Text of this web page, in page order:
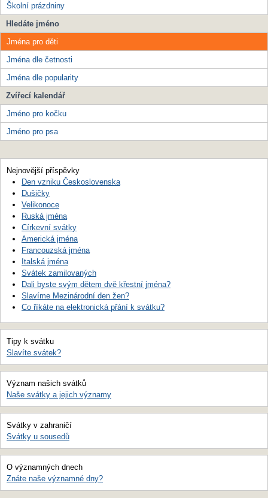
Školní prázdniny
Hledáte jméno
Jména pro děti
Jména dle četnosti
Jména dle popularity
Zvířecí kalendář
Jméno pro kočku
Jméno pro psa
Nejnovější příspěvky
Den vzniku Československa
Dušičky
Velikonoce
Ruská jména
Církevní svátky
Americká jména
Francouzská jména
Italská jména
Svátek zamilovaných
Dali byste svým dětem dvě křestní jména?
Slavíme Mezinárodní den žen?
Co říkáte na elektronická přání k svátku?
Tipy k svátku
Slavíte svátek?
Význam našich svátků
Naše svátky a jejich významy
Svátky v zahraničí
Svátky u sousedů
O významných dnech
Znáte naše významné dny?